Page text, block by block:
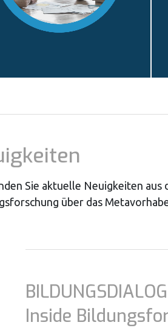
Sie aktuelle Neuigkeiten
über das
Inside